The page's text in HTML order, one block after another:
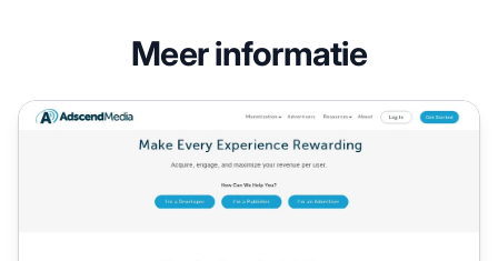
Meer informatie
Adscend Media Affiliate Programma